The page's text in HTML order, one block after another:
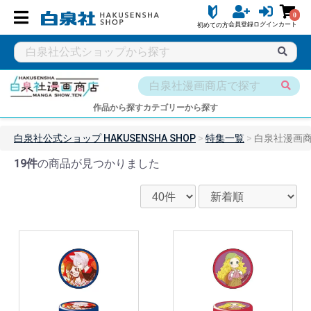
初めての方会員登録ログイン
0
カート
作品から探すカテゴリーから探す
白泉社公式ショップ HAKUSENSHA SHOP 特集一覧 白泉社漫画
19件の商品が見つかりました